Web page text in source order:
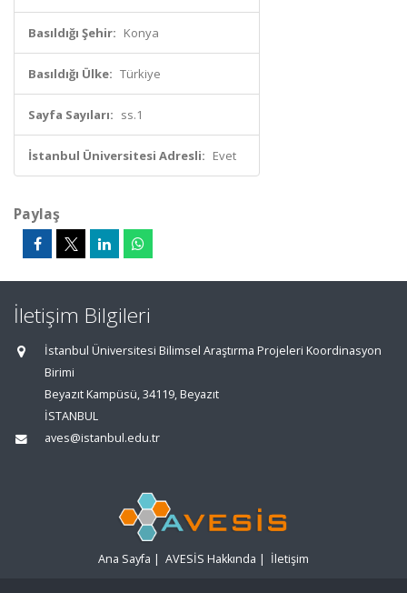
Basıldığı Şehir: Konya
Basıldığı Ülke: Türkiye
Sayfa Sayıları: ss.1
İstanbul Üniversitesi Adresli: Evet
Paylaş
İletişim Bilgileri
İstanbul Üniversitesi Bilimsel Araştırma Projeleri Koordinasyon
Birimi
Beyazıt Kampüsü, 34119, Beyazıt
İSTANBUL
aves@istanbul.edu.tr
Ana Sayfa | AVESİS Hakkında | İletişim